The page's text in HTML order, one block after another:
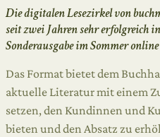
Die digitalen Lesezirkel von
seit zwei Jahren sehr erfolgreich
Sonderausgabe im Sommer
Das Format bietet dem
aktuelle Literatur mit einem
setzen, den Kundinnen und
bieten und den Absatz zu